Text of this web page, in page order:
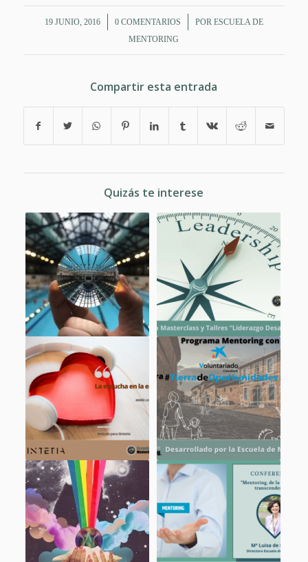
19 JUNIO, 2016
/ 0 COMENTARIOS
/ POR ESCUELA DE
MENTORING
Compartir esta entrada
Quizás te interese